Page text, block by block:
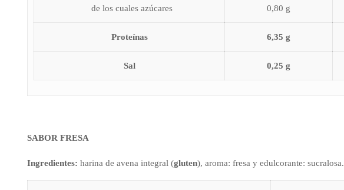
de los cuales azúcares 0,80 g
Proteínas 6,35 g
Sal 0,25 g
SABOR FRESA
Ingredientes: harina de avena integral (gluten), aroma: fresa y edulcorante: sucralosa.